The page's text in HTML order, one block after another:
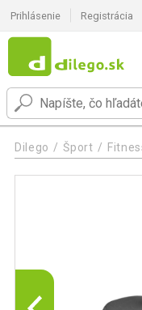
Prihlásenie Registrácia
Dilego Šport